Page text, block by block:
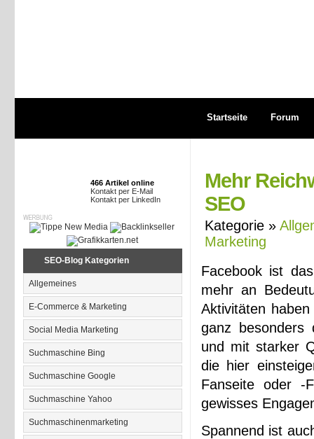
Startseite Forum
466 Artikel online
Kontakt per E-Mail
Kontakt per LinkedIn
SEO-Blog Kategorien
Allgemeines
E-Commerce & Marketing
Social Media Marketing
Suchmaschine Bing
Suchmaschine Google
Suchmaschine Yahoo
Suchmaschinenmarketing
Mehr
SEO
Kategorie »
Marketing
Facebook ist
mehr an
Aktivitäten
ganz besonders
und mit starker
die hier
Fanseite oder -
gewisses
Spannend ist